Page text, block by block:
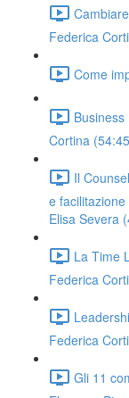
Federica
Come
Cortina
Il
e
Elisa Severa
La Time
Federica
Federica
Gli 11